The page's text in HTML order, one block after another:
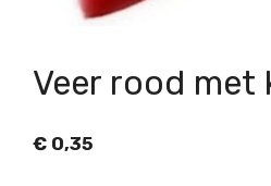
Veer rood met
€ 0,35